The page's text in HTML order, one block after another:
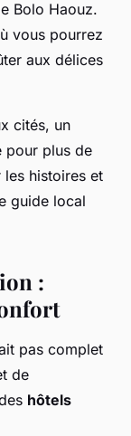
Bolo Haouz.
vous pourrez
aux délices
cités, un
pour plus de
histoires et
guide local
:
pas complet
de
hôtels